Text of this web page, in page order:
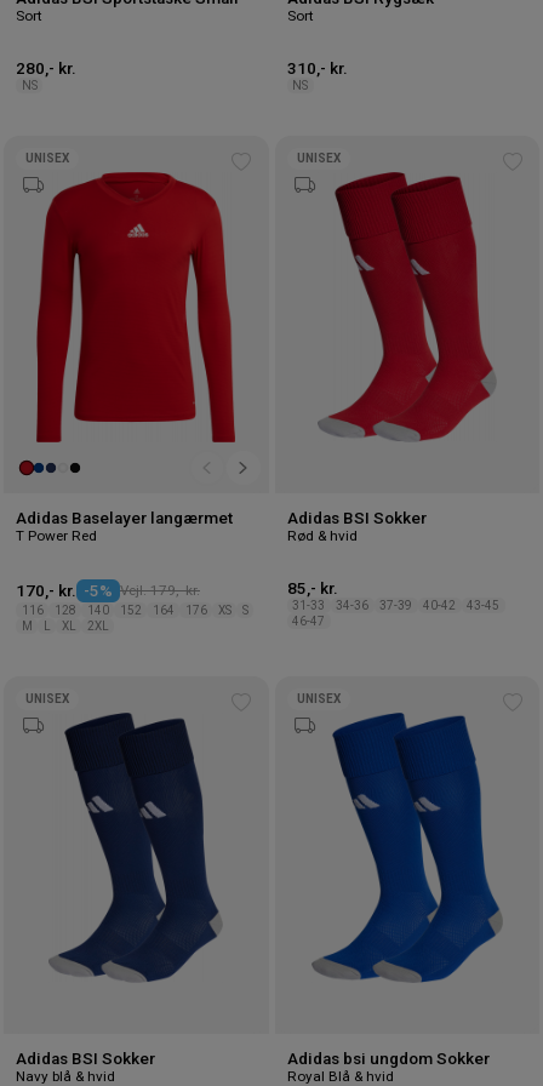
Sort
280,- kr.
NS
Sort
310,- kr.
NS
UNISEX
Adidas Baselayer langærmet
T Power Red
170,- kr. -5% Vejl. 179,- kr.
116 128 140 152 164 176 XS
S
M
XL 2XL
UNISEX
Adidas BSI Sokker
Rød & hvid
85,- kr.
31-33 34-36 37-39 40-42
43-45
46-47
UNISEX
Adidas BSI Sokker
Navy blå & hvid
UNISEX
Adidas bsi ungdom Sokker
Royal Blå & hvid